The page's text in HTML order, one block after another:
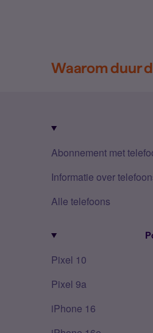
Waarom duur
Abonnement met
Informatie over
Alle telefoons
Pixel 10
Pixel 9a
iPhone 16